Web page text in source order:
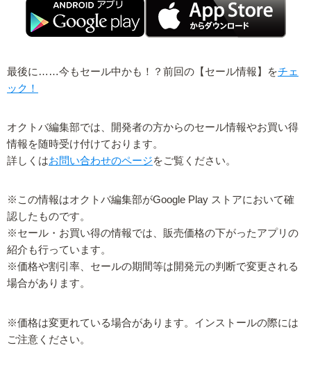
最後に……今もセール中かも！？前回の【セール情報】をチェ
ック！
オクトバ編集部では、開発者の方からのセール情報やお買い得
情報を随時受け付けております。
詳しくはお問い合わせのページをご覧ください。
※この情報はオクトバ編集部がGoogle Play ストアにおいて確
認したものです。
※セール・お買い得の情報では、販売価格の下がったアプリの
紹介も行っています。
※価格や割引率、セールの期間等は開発元の判断で変更される
場合があります。
※価格は変更れている場合があります。インストールの際には
ご注意ください。